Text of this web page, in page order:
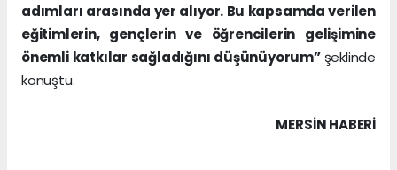
adımları arasında yer alıyor. Bu kapsamda verilen
eğitimlerin, gençlerin ve öğrencilerin gelişimine
önemli katkılar sağladığını düşünüyorum” şeklinde
konuştu.
MERSIN HABERİ